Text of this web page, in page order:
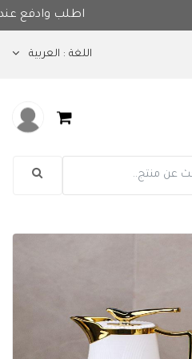
اطلب
اللغة : العربية